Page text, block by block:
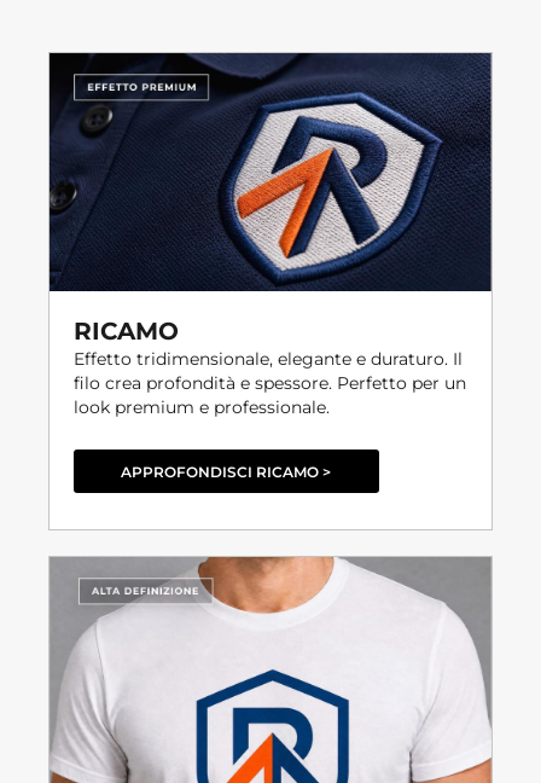
RICAMO
Effetto tridimensionale, elegante e duraturo. Il
filo crea profondità e spessore. Perfetto per un
look premium e professionale.
APPROFONDISCI RICAMO >